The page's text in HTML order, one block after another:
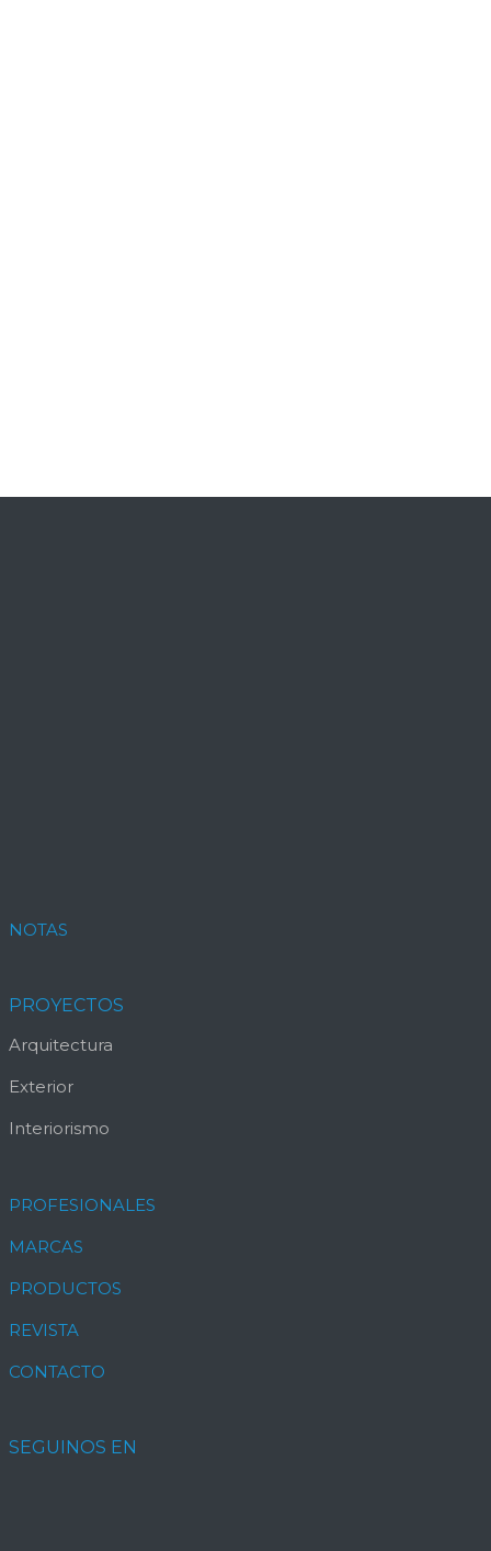
NOTAS
PROYECTOS
Arquitectura
Exterior
Interiorismo
PROFESIONALES
MARCAS
PRODUCTOS
REVISTA
CONTACTO
SEGUINOS EN